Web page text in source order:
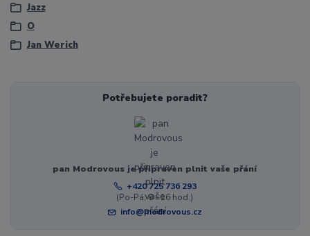
Jazz
O
Jan Werich
Potřebujete poradit?
pan Modrovous je připraven plnit vaše přání
+420 725 736 293
(Po-Pá, 8 - 16 hod.)
info@modrovous.cz